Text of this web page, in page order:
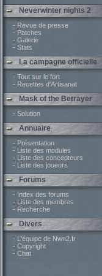
Neverwinter nights 2
- Revue de presse
- Patches
- Galerie
- Stats
La campagne officielle
- Tout sur le fort
- Recettes d'Artisanat
Mask of the Betrayer
- Solution
Annuaire
- Présentation
- Liste des modules
- Liste des concepteurs
- Liste des joueurs
Forums
- Index des forums
- Liste des membres
- Recherche
Divers
- L'équipe de Nwn2.fr
- Copyright
- Chat